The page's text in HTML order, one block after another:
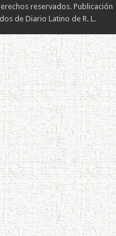
reservados. Publicación
de Diario Latino de R. L.